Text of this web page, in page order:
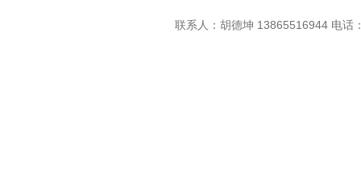
联系人：胡德坤 13865516944 电话